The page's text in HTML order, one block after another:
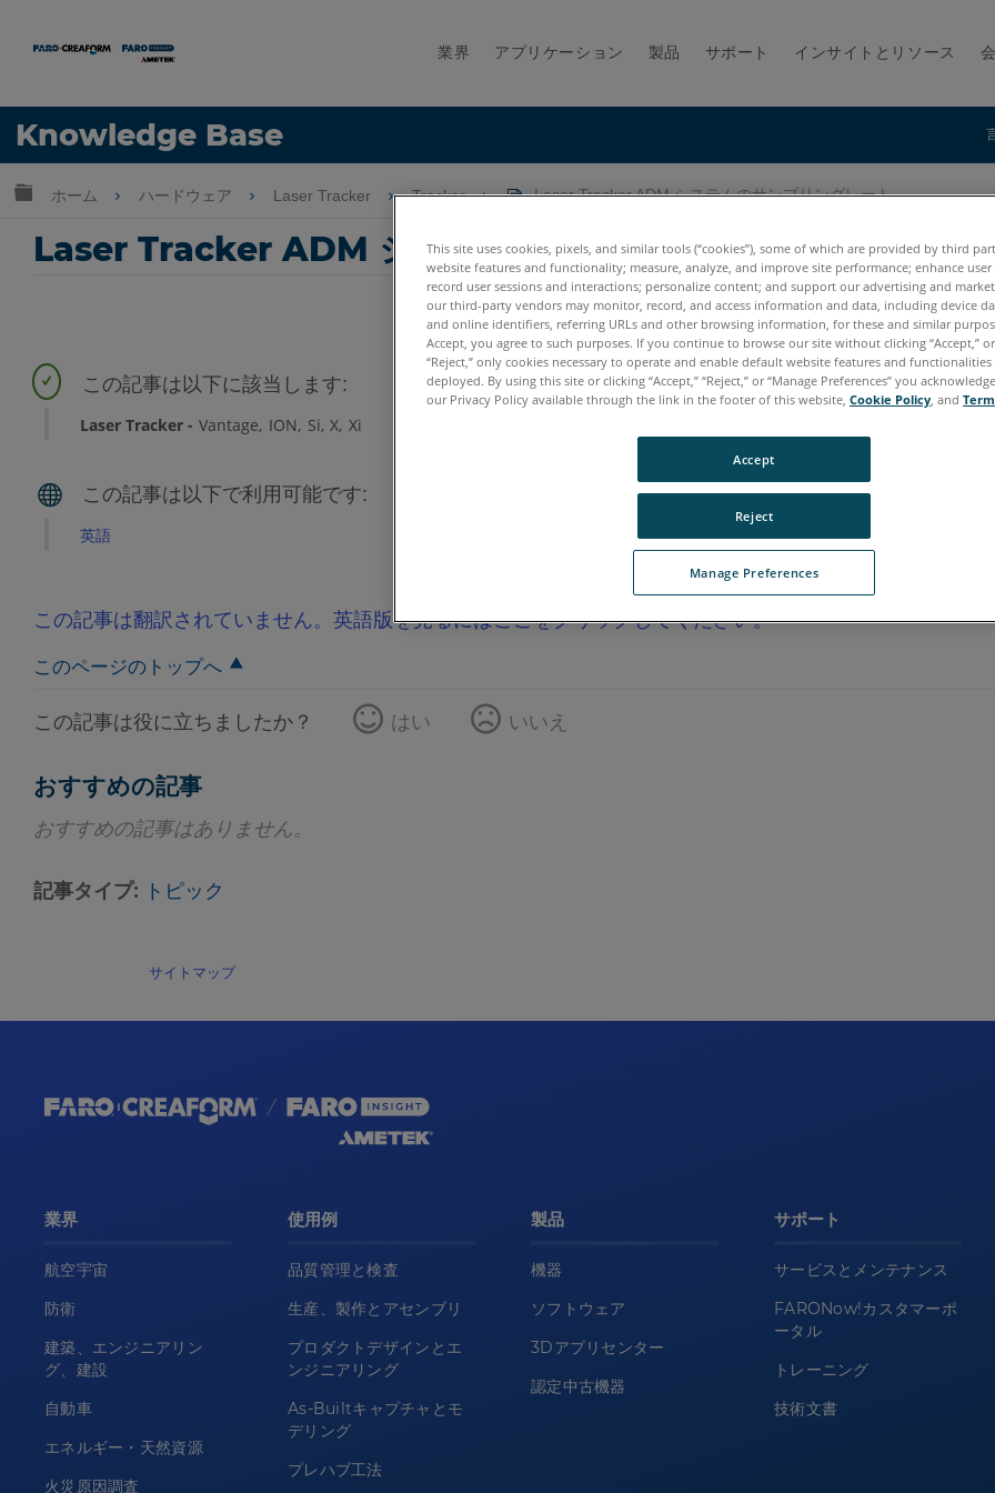
業界 アプリケーション 製品 サポート インサイトとリソース
Knowledge Base
言語
グローバル階層を展開/折りたたむ
ホーム ハードウェア Laser Tracker Tracker Laser Tracker ADM システムのサンプリングレート
Laser Tracker ADM システムのサンプリングレート
Laser Tracker Vantage ION Si X Xi
英語
この記事は翻訳されていません。英語版を見るにはここをクリックしてください。
このページのトップへ
この記事は役に立ちましたか？ はい いいえ
おすすめの記事
おすすめの記事はありません。
記事タイプ トピック
サイトマップ
業界
航空宇宙
防衛
建築、エンジニアリン
グ、建設
自動車
エネルギー・天然資源
火災原因調査
使用例
品質管理と検査
生産、製作とアセンブリ
プロダクトデザインとエ
ンジニアリング
As-Builtキャプチャとモ
デリング
プレハブ工法
製品
機器
ソフトウェア
3Dアプリセンター
認定中古機器
サポート
サービスとメンテナンス
FARONow!カスタマーポ
ータル
トレーニング
技術文書
This site uses cookies, pixels, and similar tools (“cookies”), some of which are provided by third
website features and functionality; measure, analyze, and improve site performance; enhance user
record user sessions and interactions; personalize content; and support our advertising and
our third-party vendors may monitor, record, and access information and data, including device
and online identifiers, referring URLs and other browsing information, for these and similar
Accept, you agree to such purposes. If you continue to browse our site without clicking “Accept,”
“Reject,” only cookies necessary to operate and enable default website features and
deployed. By using this site or clicking “Accept,” “Reject,” or “Manage Preferences” you
our Privacy Policy available through the link in the footer of this website, Cookie Policy, and
Manage Preferences
Reject
Accept